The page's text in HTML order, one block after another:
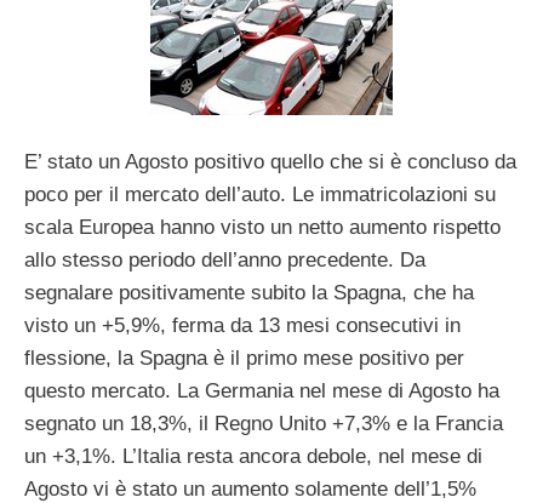
E’ stato un Agosto positivo quello che si è concluso da
poco per il mercato dell’auto. Le immatricolazioni su
scala Europea hanno visto un netto aumento rispetto
allo stesso periodo dell’anno precedente. Da
segnalare positivamente subito la Spagna, che ha
visto un +5,9%, ferma da 13 mesi consecutivi in
flessione, la Spagna è il primo mese positivo per
questo mercato. La Germania nel mese di Agosto ha
segnato un 18,3%, il Regno Unito +7,3% e la Francia
un +3,1%. L’Italia resta ancora debole, nel mese di
Agosto vi è stato un aumento solamente dell’1,5%